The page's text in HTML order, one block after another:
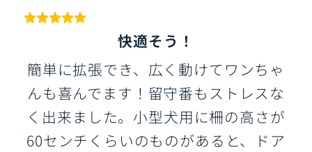
快適そう！
簡単に拡張でき、広く動けてワンちゃ
んも喜んでます！留守番もストレスな
く出来ました。小型犬用に柵の高さが
60センチくらいのものがあると、ドア